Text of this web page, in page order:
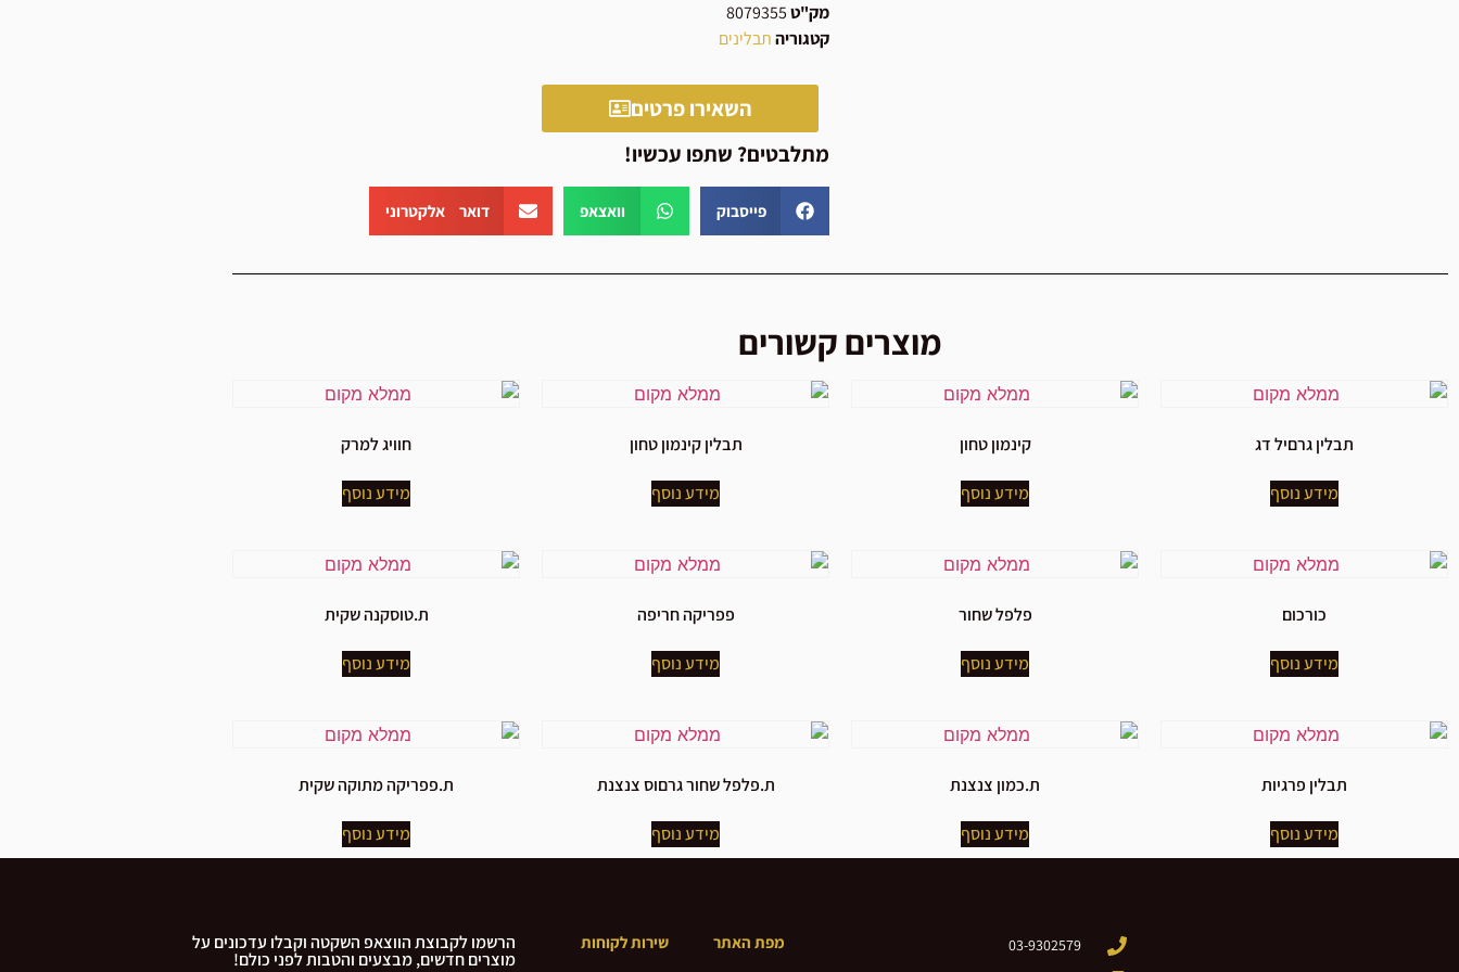
מק"ט8079355
קטגוריהתבלינים
השאירו פרטים
מתלבטים? שתפו עכשיו!
פייסבוק וואצאפ דואר אלקטרוני
מוצרים קשורים
תבלין גרםיל דג
מידע נוסף
קינמון טחון
מידע נוסף
תבלין קינמון טחון
מידע נוסף
חוויג למרק
מידע נוסף
כורכום
מידע נוסף
פלפל שחור
מידע נוסף
פפריקה חריפה
מידע נוסף
ת.טוסקנה שקית
מידע נוסף
תבלין פרגיות
מידע נוסף
ת.כמון צנצנת
מידע נוסף
ת.פלפל שחור גרםוס צנצנת
מידע נוסף
ת.פפריקה מתוקה שקית
מידע נוסף
03-9302579
מפת האתר שירות לקוחות הרשמו לקבוצת הווצאפ השקטה וקבלו עדכונים על
מוצרים חדשים, מבצעים והטבות לפני כולם!